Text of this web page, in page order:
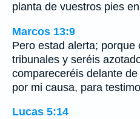
planta de vuestros pies
Marcos 13:9
Pero estad alerta; porque
tribunales y seréis
compareceréis delante
por mi causa, para
Lucas 5:14